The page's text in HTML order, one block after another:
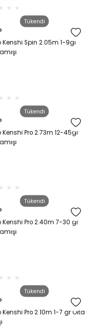
Tükendi
Kenshi Spin 2.05m 1-9gr
Tükendi
Kenshi Pro 2.73m 12-45gr
Tükendi
Kenshi Pro 2.40m 7-30 gr
Tükendi
Kenshi Pro 2.10m 1-7 gr Olta